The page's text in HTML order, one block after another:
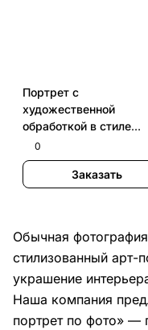
Портрет с
художественной
обработкой в стиле
"Дрим Арт"
0
Заказать
Обычная
стилизованный
украшение
Наша компания
портрет по фото» —